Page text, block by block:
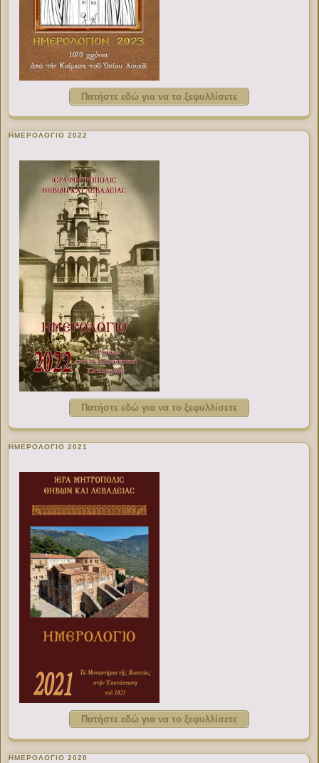
Πατήστε εδώ για να το ξεφυλλίσετε
ΗΜΕΡΟΛΟΓΙΟ 2022
Πατήστε εδώ για να το ξεφυλλίσετε
ΗΜΕΡΟΛΟΓΙΟ 2021
Πατήστε εδώ για να το ξεφυλλίσετε
ΗΜΕΡΟΛΟΓΙΟ 2020